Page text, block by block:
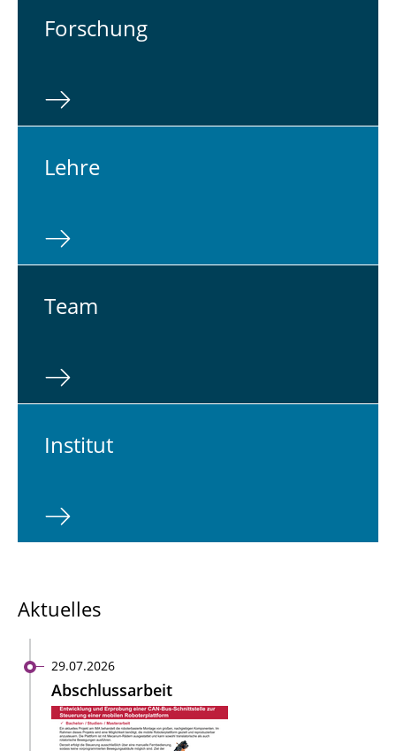
For­schung
Lehre
Team
In­sti­tut
Aktuelles
29.07.2026
Abschlussarbeit